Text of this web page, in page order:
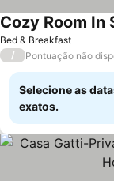
Bed & Breakfast
Ver preços
/ Pontuação não
Selecione as
exatos.